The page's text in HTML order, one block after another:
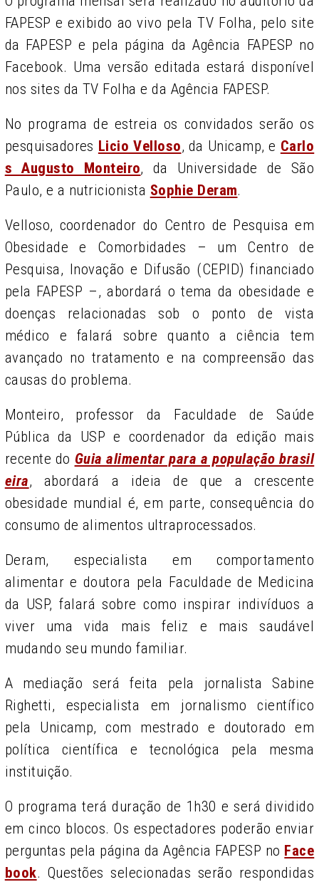
FAPESP e exibido ao vivo pela TV Folha, pelo site
da FAPESP e pela página da Agência FAPESP no
Facebook. Uma versão editada estará disponível
nos sites da TV Folha e da Agência FAPESP.
No programa de estreia os convidados serão os
pesquisadores Licio Velloso, da Unicamp, e Carlo
s Augusto Monteiro, da Universidade de São
Paulo, e a nutricionista Sophie Deram.
Velloso, coordenador do Centro de Pesquisa em
Obesidade e Comorbidades – um Centro de
Pesquisa, Inovação e Difusão (CEPID) financiado
pela FAPESP –, abordará o tema da obesidade e
doenças relacionadas sob o ponto de vista
médico e falará sobre quanto a ciência tem
avançado no tratamento e na compreensão das
causas do problema.
Monteiro, professor da Faculdade de Saúde
Pública da USP e coordenador da edição mais
recente do Guia alimentar para a população brasil
eira, abordará a ideia de que a crescente
obesidade mundial é, em parte, consequência do
consumo de alimentos ultraprocessados.
Deram, especialista em comportamento
alimentar e doutora pela Faculdade de Medicina
da USP, falará sobre como inspirar indivíduos a
viver uma vida mais feliz e mais saudável
mudando seu mundo familiar.
A mediação será feita pela jornalista Sabine
Righetti, especialista em jornalismo científico
pela Unicamp, com mestrado e doutorado em
política científica e tecnológica pela mesma
instituição.
O programa terá duração de 1h30 e será dividido
em cinco blocos. Os espectadores poderão enviar
perguntas pela página da Agência FAPESP no Face
book. Questões selecionadas serão respondidas